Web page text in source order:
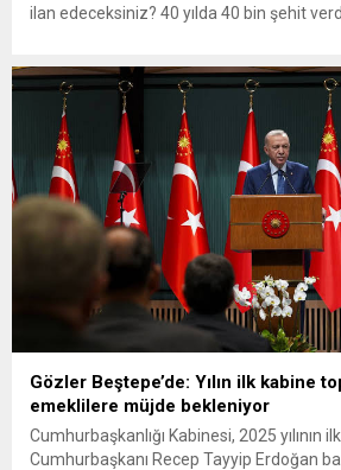
ilan edeceksiniz? 40 yılda 40 bin şehit
açıklamasında konuşan Yeniden Refah
Yardımcısı...
Gözler Beştepe’de: Yılın ilk kabine
emeklilere müjde bekleniyor
Cumhurbaşkanlığı Kabinesi, 2025 yılının
Cumhurbaşkanı Recep Tayyip Erdoğan